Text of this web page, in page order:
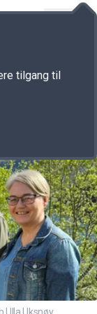
Ulla Uksnøy
tilgang til